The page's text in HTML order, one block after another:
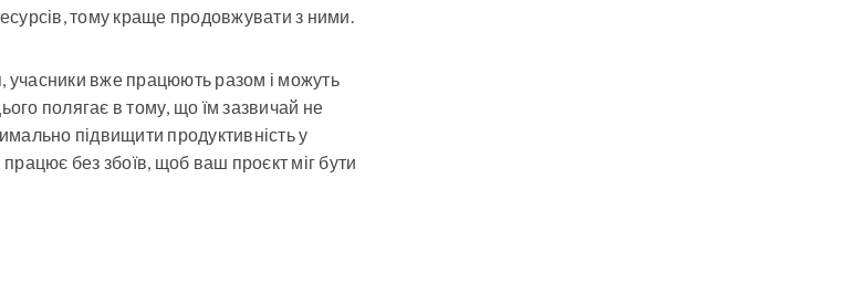
тому краще продовжувати з ними.
учасники вже працюють разом і можуть
полягає в тому, що їм зазвичай не
підвищити продуктивність у
без збоїв, щоб ваш проєкт міг бути